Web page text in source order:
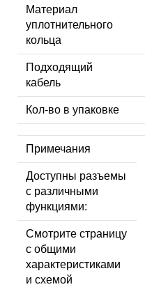
Материал
уплотнительного
кольца
Подходящий
кабель
Кол-во в упаковке
Примечания
Доступны разъемы
с различными
функциями:
Смотрите страницу
с общими
характеристиками
и схемой